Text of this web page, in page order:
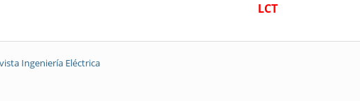
LCT
Ingeniería Eléctrica